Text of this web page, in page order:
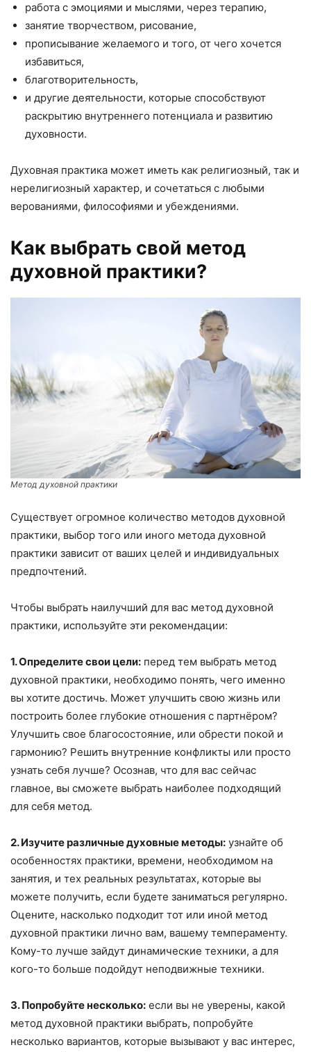
работа с эмоциями и мыслями, через терапию,
занятие творчеством, рисование,
прописывание желаемого и того, от чего хочется
избавиться,
благотворительность,
и другие деятельности, которые способствуют
раскрытию внутреннего потенциала и развитию
духовности.
Духовная практика может иметь как религиозный, так и
нерелигиозный характер, и сочетаться с любыми
верованиями, философиями и убеждениями.
Как выбрать свой метод
духовной практики?
Метод духовной практики
Существует огромное количество методов духовной
практики, выбор того или иного метода духовной
практики зависит от ваших целей и индивидуальных
предпочтений.
Чтобы выбрать наилучший для вас метод духовной
практики, используйте эти рекомендации:
1. Определите свои цели: перед тем выбрать метод
духовной практики, необходимо понять, чего именно
вы хотите достичь. Может улучшить свою жизнь или
построить более глубокие отношения с партнёром?
Улучшить свое благосостояние, или обрести покой и
гармонию? Решить внутренние конфликты или просто
узнать себя лучше? Осознав, что для вас сейчас
главное, вы сможете выбрать наиболее подходящий
для себя метод.
2. Изучите различные духовные методы: узнайте об
особенностях практики, времени, необходимом на
занятия, и тех реальных результатах, которые вы
можете получить, если будете заниматься регулярно.
Оцените, насколько подходит тот или иной метод
духовной практики лично вам, вашему темпераменту.
Кому-то лучше зайдут динамические техники, а для
кого-то больше подойдут неподвижные техники.
3. Попробуйте несколько: если вы не уверены, какой
метод духовной практики выбрать, попробуйте
несколько вариантов, которые вызывают у вас интерес,